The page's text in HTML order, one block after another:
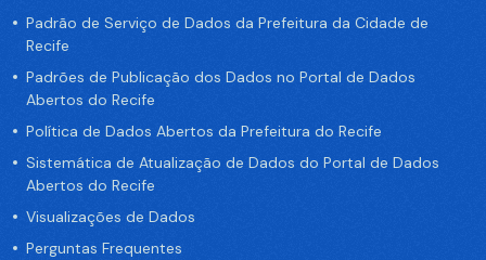
Padrão de Serviço de Dados da Prefeitura da Cidade de
Recife
Padrões de Publicação dos Dados no Portal de Dados
Abertos do Recife
Política de Dados Abertos da Prefeitura do Recife
Sistemática de Atualização de Dados do Portal de Dados
Abertos do Recife
Visualizações de Dados
Perguntas Frequentes